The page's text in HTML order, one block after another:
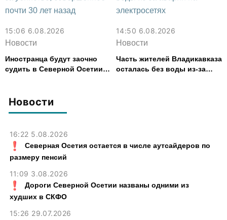
Новости
16:22 5.08.2026
Северная Осетия остается в числе аутсайдеров по
размеру пенсий
11:09 3.08.2026
Дороги Северной Осетии названы одними из
худших в СКФО
15:26 29.07.2026
15:06 6.08.2026
Новости
Иностранца будут заочно
судить в Северной Осетии
14:50 6.08.2026
Новости
Часть жителей Владикавказа
осталась без воды из-за